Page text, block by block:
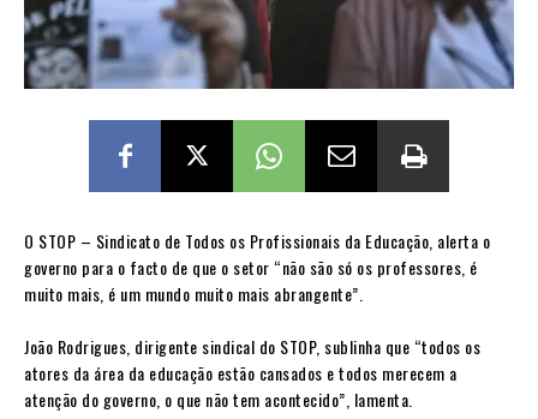
O STOP – Sindicato de Todos os Profissionais da Educação, alerta o
governo para o facto de que o setor “não são só os professores, é
muito mais, é um mundo muito mais abrangente”.
João Rodrigues, dirigente sindical do STOP, sublinha que “todos os
atores da área da educação estão cansados e todos merecem a
atenção do governo, o que não tem acontecido”, lamenta.